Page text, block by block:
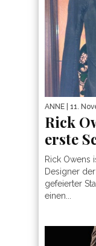
ANNE | 11.
Rick
erste
Rick Owens
Designer
gefeierter
einen...